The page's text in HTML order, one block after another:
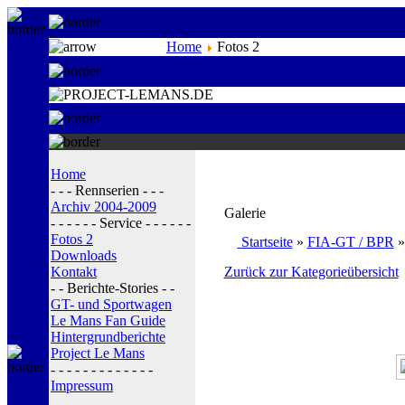
Home Fotos 2
Home
- - - Rennserien - - -
Archiv 2004-2009
- - - - - - Service - - - - - -
Fotos 2
Downloads
Kontakt
- - Berichte-Stories - -
GT- und Sportwagen
Le Mans Fan Guide
Hintergrundberichte
Project Le Mans
- - - - - - - - - - - - -
Impressum
Galerie
Startseite» FIA-GT / BPR
Zurück zur Kategorieübersicht